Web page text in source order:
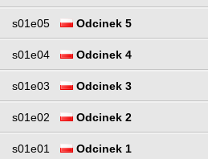
s01e05 Odcinek 5
s01e04 Odcinek 4
s01e03 Odcinek 3
s01e02 Odcinek 2
s01e01 Odcinek 1